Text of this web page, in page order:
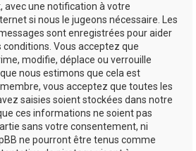
une notification à votre
si nous le jugeons nécessaire. Les
sont enregistrées pour aider
Vous acceptez que
modifie, déplace ou verrouille
nous estimons que cela est
vous acceptez que toutes les
saisies soient stockées dans notre
ces informations ne soient pas
sans votre consentement, ni
ne pourront être tenus comme